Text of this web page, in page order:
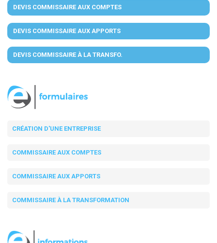
DEVIS COMMISSAIRE AUX COMPTES
DEVIS COMMISSAIRE AUX APPORTS
DEVIS COMMISSAIRE À LA TRANSFO.
CRÉATION D'UNE ENTREPRISE
COMMISSAIRE AUX COMPTES
COMMISSAIRE AUX APPORTS
COMMISSAIRE À LA TRANSFORMATION